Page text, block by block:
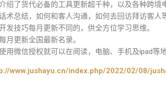
绍了货代必备的工具更新超千种，以及各种跨境
术总结，如何和客人沟通，如何去回访拜访客人
发技巧每月更新不同的，供全方位学习思维。
月更新全国最新名录。
用微信授权就可以在阅读，电脑、手机及ipad等
www.jushayu.cn/index.php/2022/02/08/